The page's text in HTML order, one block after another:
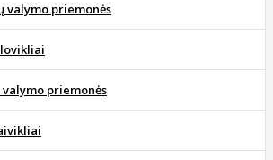
valymo priemonės
valymo priemonės